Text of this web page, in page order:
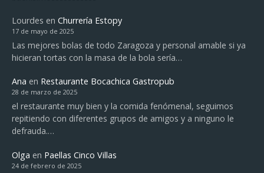
Lourdes en Churrería Estopy
17 de mayo de 2025
Las mejores bolas de todo Zaragoza y personal amable si ya
hicieran tortas con la masa de la bola sería…
Ana en Restaurante Bocachica Gastropub
28 de marzo de 2025
el restaurante muy bien y la comida fenómenal, seguimos
repitiendo con diferentes grupos de amigos y a ninguno le
defrauda.…
Olga en Paellas Cinco Villas
24 de febrero de 2025